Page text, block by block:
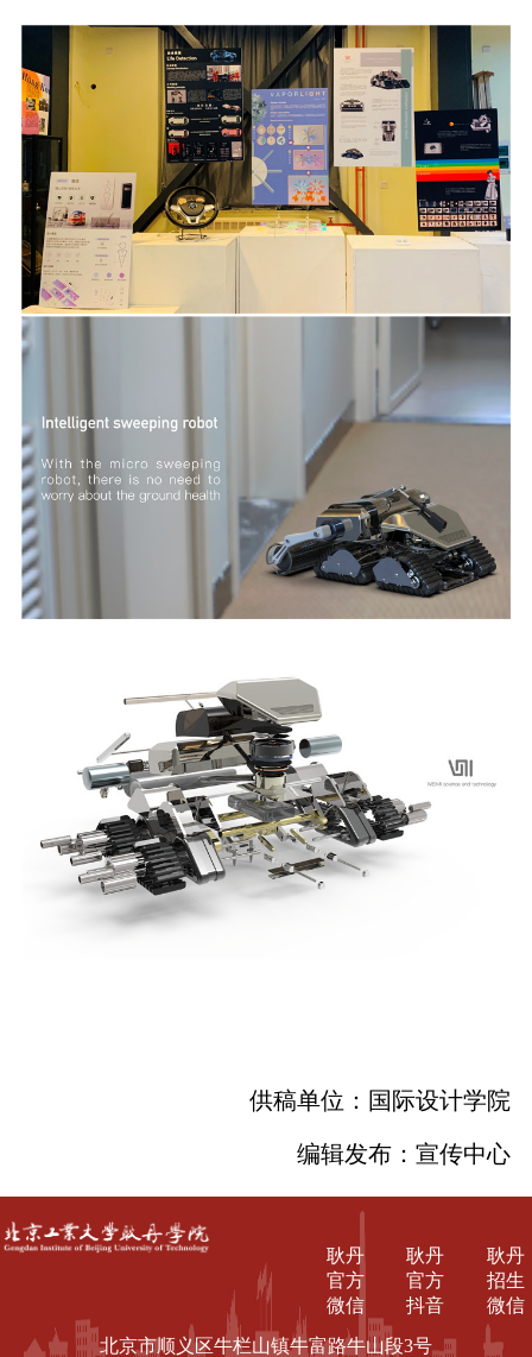
供稿单位：国际设计学院
编辑发布：宣传中心
耿丹
招生
微信
耿丹
官方
抖音
耿丹
官方
微信
北京市顺义区牛栏山镇牛富路牛山段3号